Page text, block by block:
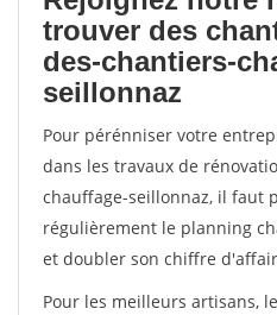
trouver des
des-chantiers-
seillonnaz
Pour pérénniser votre
dans les travaux de
chauffage-seillonnaz, il faut
régulièrement le planning
et doubler son chiffre
Pour les meilleurs artisans,